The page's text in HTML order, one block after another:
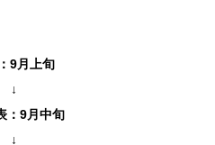
9月上旬
↓
：9月中旬
↓